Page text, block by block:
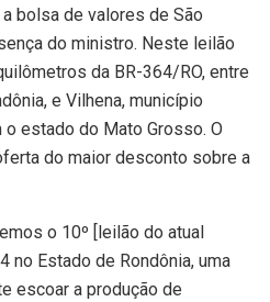
bolsa de valores de São
do ministro. Neste leilão
da BR-364/RO, entre
e Vilhena, município
estado do Mato Grosso. O
do maior desconto sobre a
o 10º [leilão do atual
no Estado de Rondônia, uma
escoar a produção de